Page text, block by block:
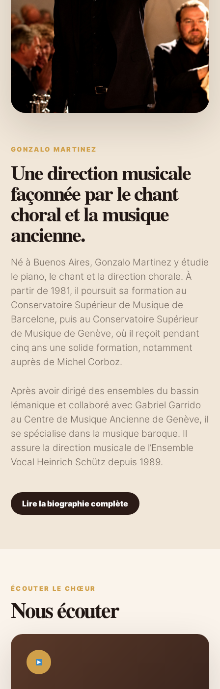
GONZALO MARTINEZ
Une direction musicale
façonnée par le chant
choral et la musique
ancienne.
Né à Buenos Aires, Gonzalo Martinez y étudie
le piano, le chant et la direction chorale. À
partir de 1981, il poursuit sa formation au
Conservatoire Supérieur de Musique de
Barcelone, puis au Conservatoire Supérieur
de Musique de Genève, où il reçoit pendant
cinq ans une solide formation, notamment
auprès de Michel Corboz.
Après avoir dirigé des ensembles du bassin
lémanique et collaboré avec Gabriel Garrido
au Centre de Musique Ancienne de Genève, il
se spécialise dans la musique baroque. Il
assure la direction musicale de l’Ensemble
Vocal Heinrich Schütz depuis 1989.
Lire la biographie complète
ÉCOUTER LE CHŒUR
Nous écouter